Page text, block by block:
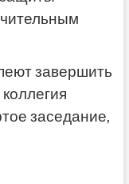
завершить
заседание,